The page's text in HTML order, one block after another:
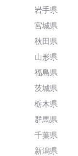
岩手県
宮城県
秋田県
山形県
福島県
茨城県
栃木県
群馬県
千葉県
新潟県